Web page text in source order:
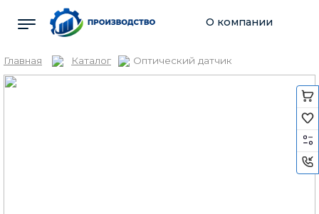
О компании
Каталог
Главная Каталог Оптический датчик